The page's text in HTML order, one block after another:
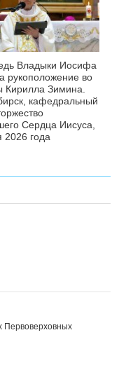
Владыки Иосифа
рукоположение во
Кирилла Зимина.
кафедральный
Сердца Иисуса,
2026 года
Первоверховных